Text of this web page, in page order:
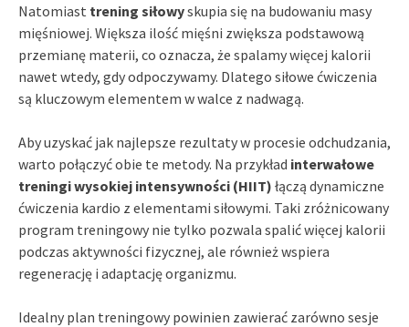
Natomiast trening siłowyskupia się na budowaniu masy
mięśniowej. Większa ilość mięśni zwiększa podstawową
przemianę materii, co oznacza, że spalamy więcej kalorii
nawet wtedy, gdy odpoczywamy. Dlatego siłowe ćwiczenia
są kluczowym elementem w walce z nadwagą.
Aby uzyskać jak najlepsze rezultaty w procesie odchudzania,
warto połączyć obie te metody. Na przykład interwałowe
treningi wysokiej intensywności (HIIT) łączą dynamiczne
ćwiczenia kardio z elementami siłowymi. Taki zróżnicowany
program treningowy nie tylko pozwala spalić więcej kalorii
podczas aktywności fizycznej, ale również wspiera
regenerację i adaptację organizmu.
Idealny plan treningowy powinien zawierać zarówno sesje